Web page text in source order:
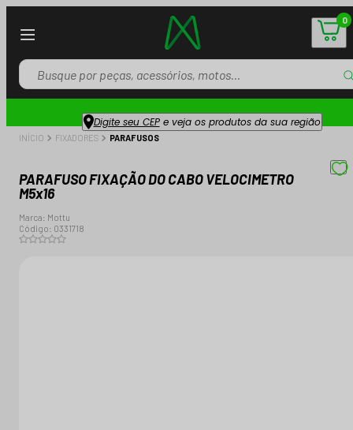
0
Digite seu CEPe veja os produtos da sua região
INÍCIO FIXADORES PARAFUSOS
PARAFUSO FIXAÇÃO DO CABO VELOCIMETRO
M5x16
Marca: Mottu
Código: 0331718